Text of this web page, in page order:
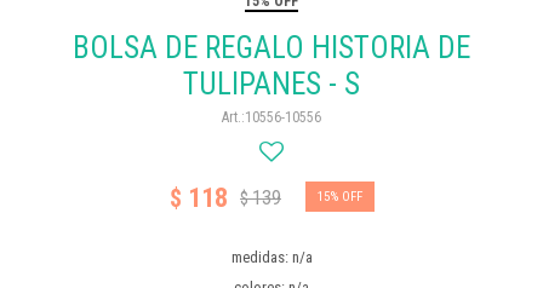
BOLSA DE REGALO HISTORIA DE
TULIPANES - S
10556-10556
$ 118 $139 15
medidas: n/a